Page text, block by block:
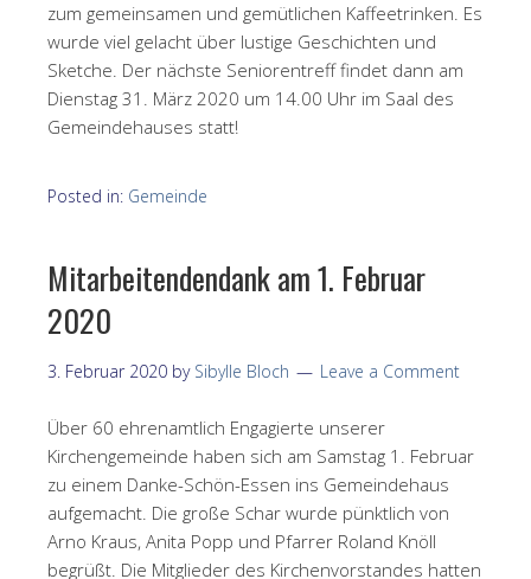
zum gemeinsamen und gemütlichen Kaffeetrinken. Es
wurde viel gelacht über lustige Geschichten und
Sketche. Der nächste Seniorentreff findet dann am
Dienstag 31. März 2020 um 14.00 Uhr im Saal des
Gemeindehauses statt!
Posted in: Gemeinde
Mitarbeitendendank am 1. Februar
2020
3. Februar 2020 by Sibylle Bloch Leave a Comment
Über 60 ehrenamtlich Engagierte unserer
Kirchengemeinde haben sich am Samstag 1. Februar
zu einem Danke-Schön-Essen ins Gemeindehaus
aufgemacht. Die große Schar wurde pünktlich von
Arno Kraus, Anita Popp und Pfarrer Roland Knöll
begrüßt. Die Mitglieder des Kirchenvorstandes hatten